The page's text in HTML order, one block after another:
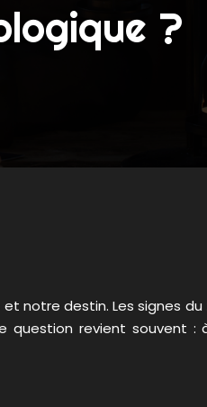
?
notre destin. Les signes du
question revient souvent :